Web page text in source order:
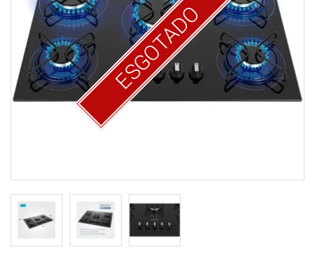
ESGOTADO